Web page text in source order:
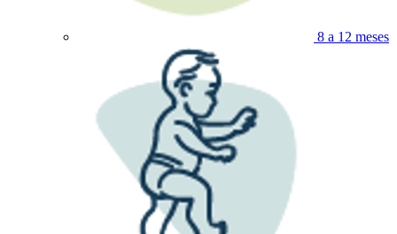
8 a 12 meses